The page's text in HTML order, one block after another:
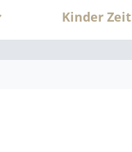
Kinder Zeit